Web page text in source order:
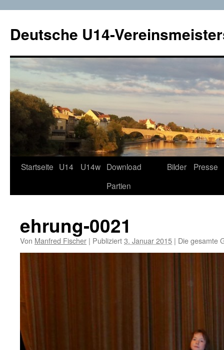
Deutsche U14-
Zum
Startseite U14 U14w Download
Partien
Bilder Presse
ehrung-0021
Von Manfred Fischer | Publiziert3. Januar 2015 | Die gesamte